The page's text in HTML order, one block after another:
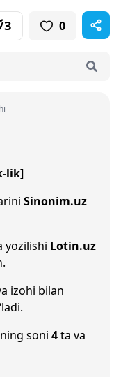
0
lik]
Sinonim.uz
yozilishi Lotin.uz
izohi bilan
soni 4ta va